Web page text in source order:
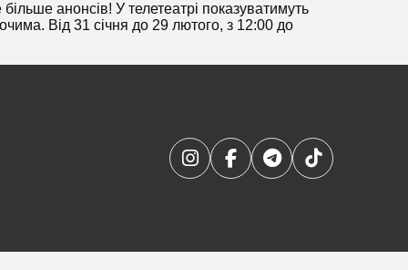
анонсів! У телетеатрі показуватимуть
Від 31 січня до 29 лютого, з 12:00 до